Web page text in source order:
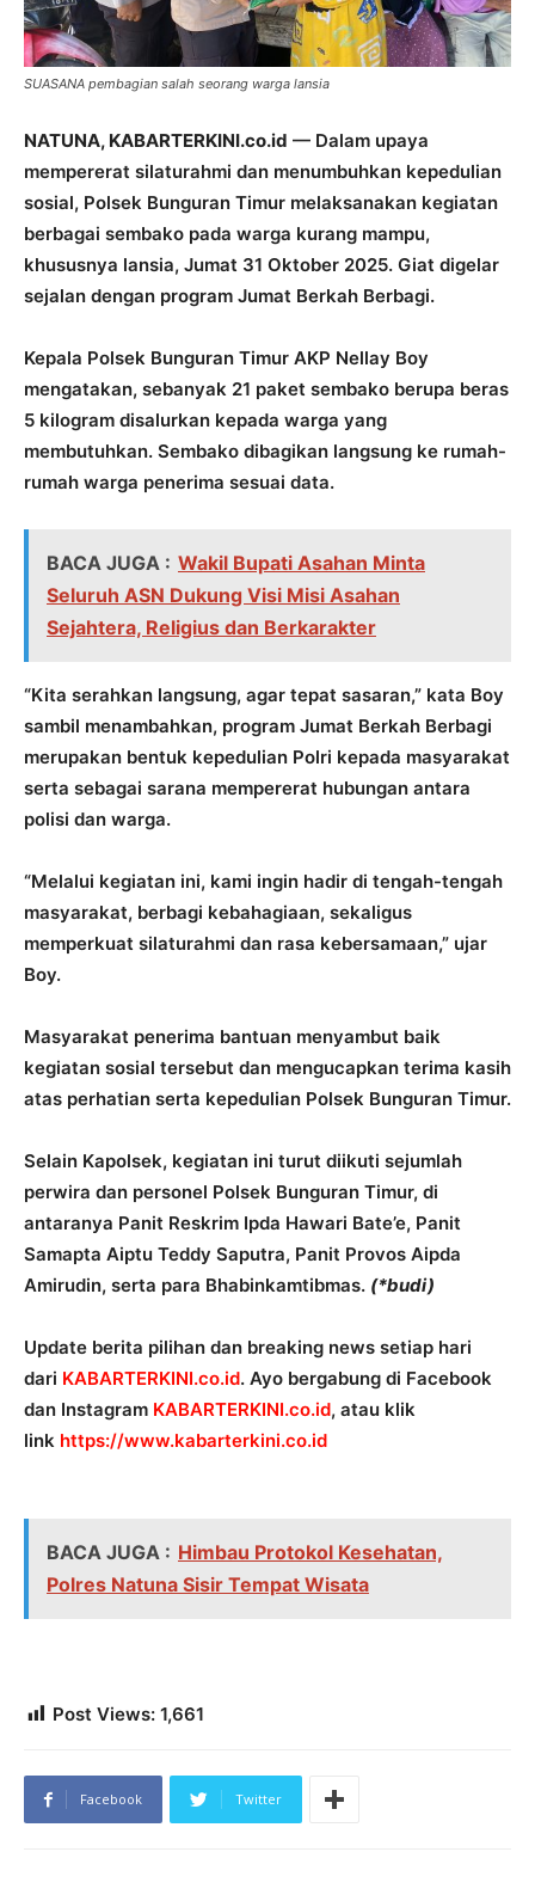
SUASANA pembagian salah seorang warga lansia
NATUNA, KABARTERKINI.co.id — Dalam upaya
mempererat silaturahmi dan menumbuhkan kepedulian
sosial, Polsek Bunguran Timur melaksanakan kegiatan
berbagai sembako pada warga kurang mampu,
khususnya lansia, Jumat 31 Oktober 2025. Giat digelar
sejalan dengan program Jumat Berkah Berbagi.
‎Kepala Polsek Bunguran Timur AKP Nellay Boy
mengatakan,‎ sebanyak 21 paket sembako berupa beras
5 kilogram disalurkan kepada warga yang
membutuhkan. Sembako dibagikan langsung ke rumah-
rumah warga penerima sesuai data.
BACA JUGA : Wakil Bupati Asahan Minta
Seluruh ASN Dukung Visi Misi Asahan
Sejahtera, Religius dan Berkarakter
“Kita serahkan langsung, agar tepat sasaran,” kata Boy
sambil menambahkan, program Jumat Berkah Berbagi
merupakan bentuk kepedulian Polri kepada masyarakat
serta sebagai sarana mempererat hubungan antara
polisi dan warga.
‎“Melalui kegiatan ini, kami ingin hadir di tengah-tengah
masyarakat, berbagi kebahagiaan, sekaligus
memperkuat silaturahmi dan rasa kebersamaan,” ujar
Boy.
‎Masyarakat penerima bantuan menyambut baik
kegiatan sosial tersebut dan mengucapkan terima kasih
atas perhatian serta kepedulian Polsek Bunguran Timur.
‎Selain Kapolsek, kegiatan ini turut diikuti sejumlah
perwira dan personel Polsek Bunguran Timur, di
antaranya Panit Reskrim Ipda Hawari Bate’e, Panit
Samapta Aiptu Teddy Saputra, Panit Provos Aipda
Amirudin, serta para Bhabinkamtibmas. (*budi)
Update berita pilihan dan breaking news setiap hari
dari KABARTERKINI.co.id. Ayo bergabung di Facebook
dan Instagram KABARTERKINI.co.id, atau klik
link https://www.kabarterkini.co.id
BACA JUGA : Himbau Protokol Kesehatan,
Polres Natuna Sisir Tempat Wisata
Post Views: 1,661
Facebook Twitter